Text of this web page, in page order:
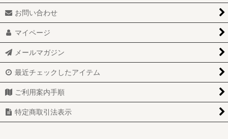
お問い合わせ
マイページ
メールマガジン
最近チェックしたアイテム
ご利用案内手順
特定商取引法表示